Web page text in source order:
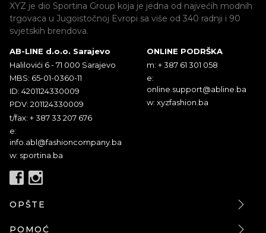
XYZ je dio Sportina Group koja je jedna od najvećih modnih
trgovaca u Jugoistočnoj Evropi sa više od 340 radnji i 90
svjetskih brendova.
AB-LINE d.o.o. Sarajevo
Halilovići 6 - 71 000 Sarajevo
MBS: 65-01-0360-11
ID: 4201124330009
PDV: 201124330009
t/fax: + 387 33 207 676
e:
info.abl@fashioncompany.ba
w: sportina.ba
ONLINE PODRŠKA
m: + 387 61 301 058
e:
online.support@abline.ba
w: xyzfashion.ba
OPŠTE
POMOĆ